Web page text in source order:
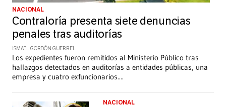
NACIONAL
Contraloría presenta siete denuncias
penales tras auditorías
ISMAEL GORDÓN GUERREL
Los expedientes fueron remitidos al Ministerio Público tras
hallazgos detectados en auditorías a entidades públicas, una
empresa y cuatro exfuncionarios....
NACIONAL